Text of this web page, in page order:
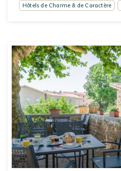
Hôtels de Charme & de Caractère